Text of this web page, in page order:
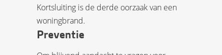
Kortsluiting is de derde oorzaak van een
woningbrand.
Preventie